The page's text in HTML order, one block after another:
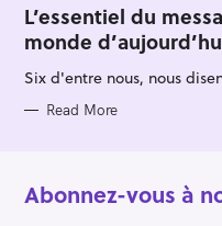
T
E
G
O
R
I
S
L’essentiel du
monde
Six d'entre nous, nous
Read More
Abonnez-vous à